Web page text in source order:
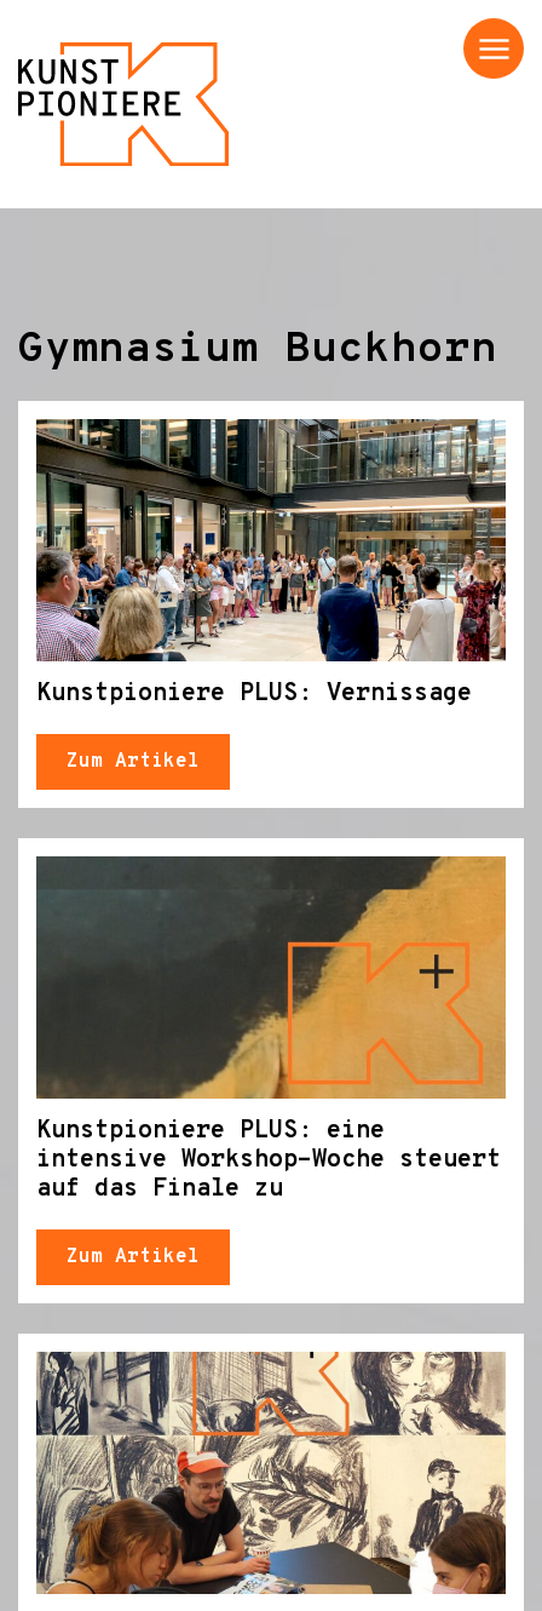
Menü
Gymnasium Buckhorn
Kunstpioniere PLUS: Vernissage
Zum Artikel
Kunstpioniere PLUS: eine
intensive Workshop-Woche steuert
auf das Finale zu
Zum Artikel